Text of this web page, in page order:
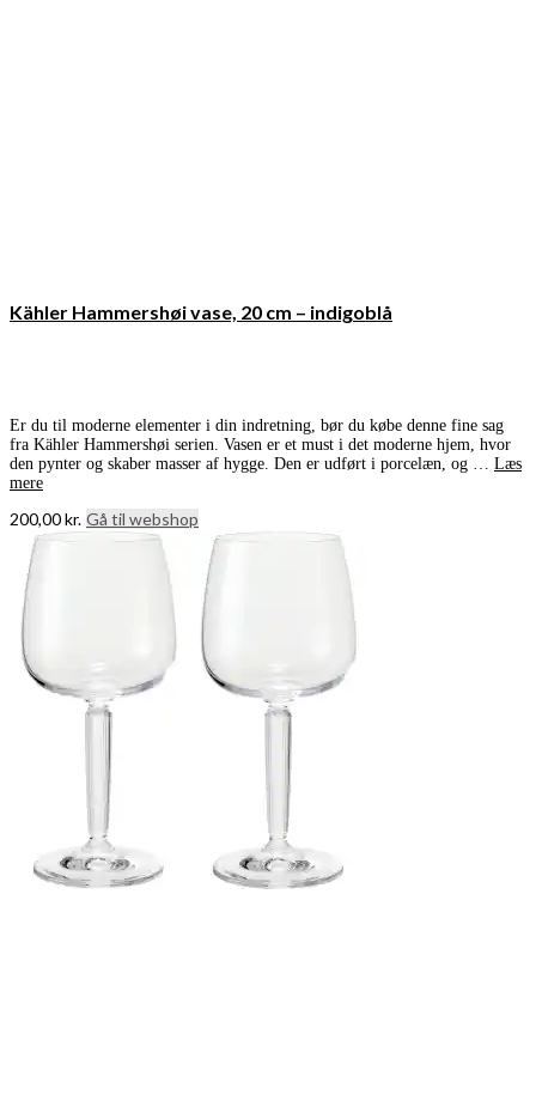
Kähler Hammershøi vase, 20 cm – indigoblå
Er du til moderne elementer i din indretning, bør du købe denne fine sag
fra Kähler Hammershøi serien. Vasen er et must i det moderne hjem, hvor
den pynter og skaber masser af hygge. Den er udført i porcelæn, og … Læs
mere
200,00kr. Gå til webshop